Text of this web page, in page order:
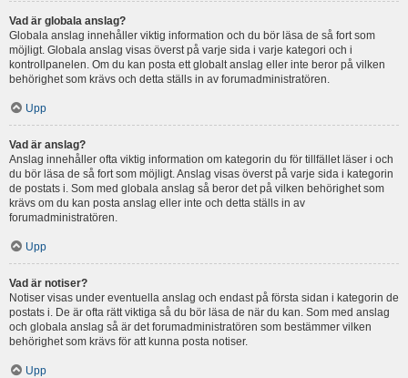
Vad är globala anslag?
Globala anslag innehåller viktig information och du bör läsa de så fort som
möjligt. Globala anslag visas överst på varje sida i varje kategori och i
kontrollpanelen. Om du kan posta ett globalt anslag eller inte beror på vilken
behörighet som krävs och detta ställs in av forumadministratören.
Upp
Vad är anslag?
Anslag innehåller ofta viktig information om kategorin du för tillfället läser i och
du bör läsa de så fort som möjligt. Anslag visas överst på varje sida i kategorin
de postats i. Som med globala anslag så beror det på vilken behörighet som
krävs om du kan posta anslag eller inte och detta ställs in av
forumadministratören.
Upp
Vad är notiser?
Notiser visas under eventuella anslag och endast på första sidan i kategorin de
postats i. De är ofta rätt viktiga så du bör läsa de när du kan. Som med anslag
och globala anslag så är det forumadministratören som bestämmer vilken
behörighet som krävs för att kunna posta notiser.
Upp